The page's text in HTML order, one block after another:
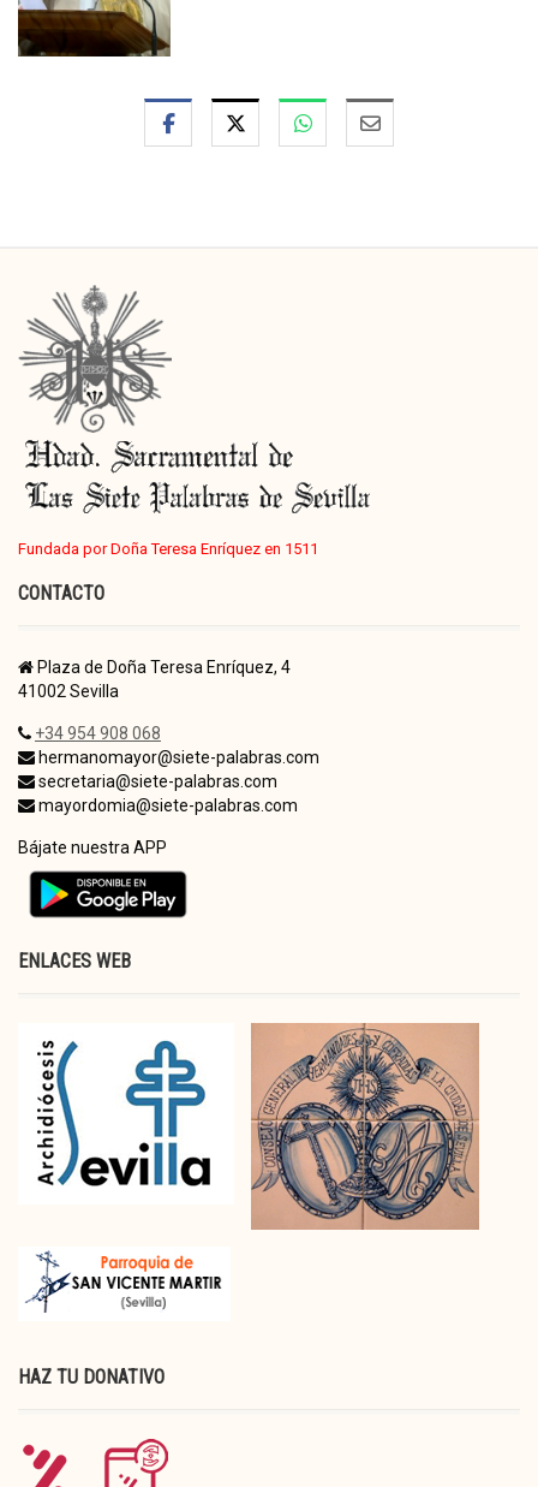
Fundada por Doña Teresa Enríquez en 1511
CONTACTO
Plaza de Doña Teresa Enríquez, 4
41002 Sevilla
+34 954 908 068
hermanomayor@siete-palabras.com
secretaria@siete-palabras.com
mayordomia@siete-palabras.com
Bájate nuestra APP
ENLACES WEB
HAZ TU DONATIVO